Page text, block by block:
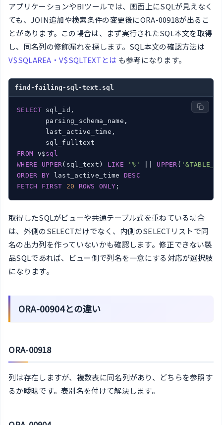
アプリケーションやBIツールでは、画面上にSQLが見えなく
ても、JOIN追加や検索条件の変更後にORA-00918が出るこ
とがあります。この場合は、まず実行されたSQL本文を取得
し、同名列の修飾漏れを探します。SQL本文の確認方法は
V$SQLAREA・V$SQLTEXTとは も参考になります。
find-failing-sql-text.sql
SELECT sql_id,
       parsing_schema_name,
       last_active_time,
FROM v$sql
WHERE
UPPER(sql_text) LIKE '%' UPPER (
ORDER
BY last_active_time DESC
FETCH
FIRST 20 ROWS ONLY ;
取得したSQLがビューや共通テーブル式を重ねている場合
は、外側のSELECTだけでなく、内側のSELECTリストで同
名の出力列を作っていないかも確認します。修正できない製
品SQLであれば、ビュー側で列名を一意にする対応が選択肢
になります。
ORA-00904との違い
ORA-00918
列は存在しますが、複数表に同名列があり、どちらを参照す
るか曖昧です。表別名を付けて解決します。